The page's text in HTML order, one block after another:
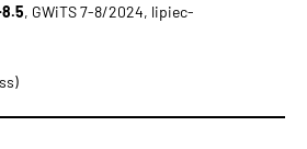
, GWiTS 7-8/2024, lipiec-